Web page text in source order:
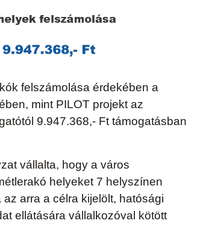
felszámolása érdekében a
mint PILOT projekt az
9.947.368,- Ft támogatásban
vállalta, hogy a város
helyeket 7 helyszínen
arra a célra kijelölt, hatósági
ellátására vállalkozóval kötött